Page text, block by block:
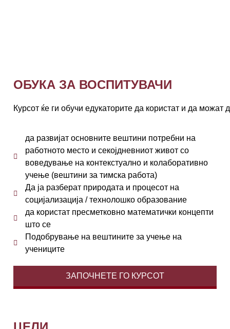
ОБУКА ЗА ВОСПИТУВАЧИ
Курсот ќе ги обучи едукаторите да користат и да можат
да развијат основните вештини потребни на
работното место и секојдневниот живот со
воведување на контекстуално и колаборативно
учење (вештини за тимска работа)
Да ја разберат природата и процесот на
социјализација / технолошко образование
да користат пресметковно математички концепти
што се
Подобрување на вештините за учење на
учениците
ЗАПОЧНЕТЕ ГО КУРСОТ